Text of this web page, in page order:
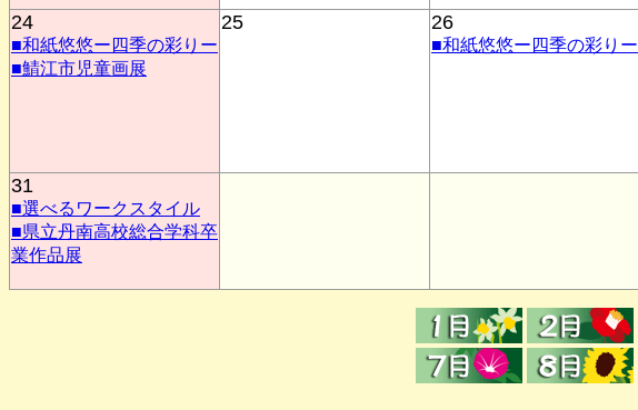
24
■和紙悠悠ー四季の彩りー
■鯖江市児童画展
25 26
■和紙悠悠ー四季の彩りー
31
■選べるワークスタイル
■県立丹南高校総合学科卒
業作品展